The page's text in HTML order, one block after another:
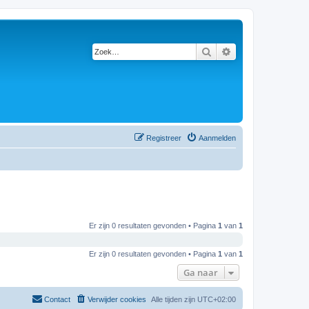
Zoek
Aanmelden
Registreer
Er zijn 0 resultaten gevonden • Pagina 1 van 1
Er zijn 0 resultaten gevonden • Pagina 1 van 1
Ga naar
Alle tijden zijn UTC+02:00
Verwijder cookies
Contact